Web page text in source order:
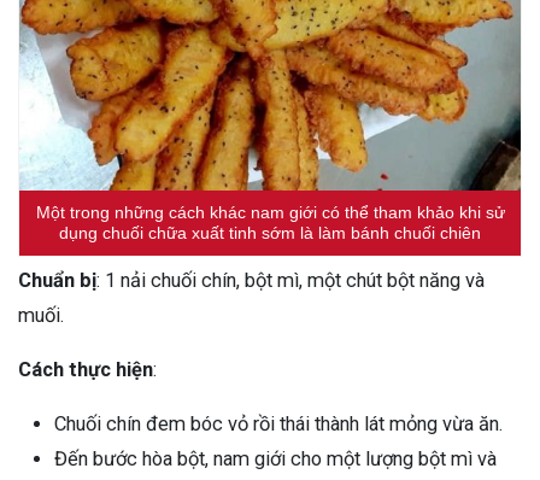
Một trong những cách khác nam giới có thể tham khảo khi sử
dụng chuối chữa xuất tinh sớm là làm bánh chuối chiên
Chuẩn bị: 1 nải chuối chín, bột mì, một chút bột năng và
muối.
Cách thực hiện:
Chuối chín đem bóc vỏ rồi thái thành lát mỏng vừa ăn.
Đến bước hòa bột, nam giới cho một lượng bột mì và